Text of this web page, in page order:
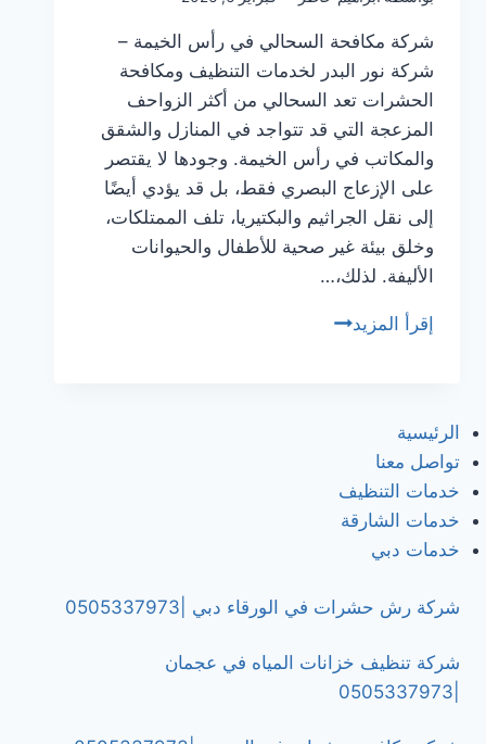
شركة مكافحة السحالي في رأس الخيمة –
شركة نور البدر لخدمات التنظيف ومكافحة
الحشرات تعد السحالي من أكثر الزواحف
المزعجة التي قد تتواجد في المنازل والشقق
والمكاتب في رأس الخيمة. وجودها لا يقتصر
على الإزعاج البصري فقط، بل قد يؤدي أيضًا
إلى نقل الجراثيم والبكتيريا، تلف الممتلكات،
وخلق بيئة غير صحية للأطفال والحيوانات
الأليفة. لذلك،…
إقرأ المزيدشركة
|0505337973
الرئيسية
تواصل معنا
خدمات التنظيف
خدمات الشارقة
خدمات دبي
شركة رش حشرات في الورقاء دبي |0505337973
شركة تنظيف خزانات المياه في عجمان